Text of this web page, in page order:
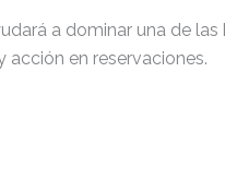
a dominar una de
acción en reservaciones.